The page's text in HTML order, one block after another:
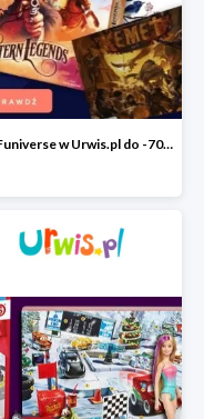
Gry Funiverse w Urwis.pl do -70%